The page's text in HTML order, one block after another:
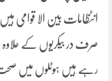
انٹظامات بین الا قوامی
صرف در بیکریوں کے علاوہ
رہے ہیں ہوٹلوں میں